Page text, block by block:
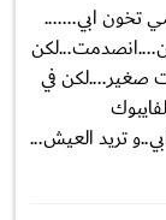
تخون ابي.......
صغير....لكن في
تريد العيش...